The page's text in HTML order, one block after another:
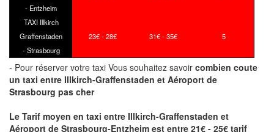
- Entzheim
TAXI Illkirch
Graffenstaden
- Strasbourg
23€ - 28€ 31€ - 35€ 5
- Pour réserver votre taxi Vous souhaitez savoir combien coute
un taxi entre Illkirch-Graffenstaden et Aéroport de
Strasbourg pas cher
Le Tarif moyen en taxi entre Illkirch-Graffenstaden et
Aéroport de Strasbourg-Entzheim est entre 21€ - 25€ tarif